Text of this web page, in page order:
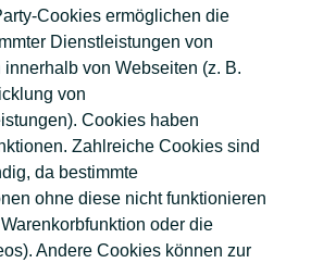
Cookies ermöglichen die
Dienstleistungen von
innerhalb von Webseiten (z. B.
von
Cookies haben
Zahlreiche Cookies sind
da bestimmte
ohne diese nicht funktionieren
oder die
Andere Cookies können zur